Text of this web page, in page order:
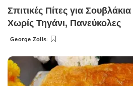
Σπιτικές Πίτες για
Χωρίς Τηγάνι, Πανεύκολες
Posted
George Zolis